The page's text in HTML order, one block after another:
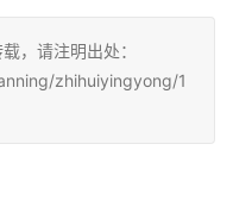
，请注明出处：
zhihuiyingyong/1